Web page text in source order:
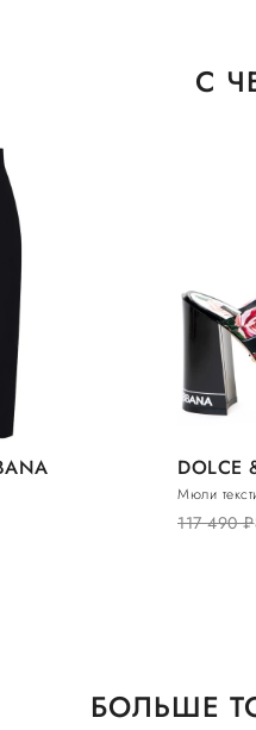
С
DOLCE
Мюли
117 490руб.
БОЛЬШЕ